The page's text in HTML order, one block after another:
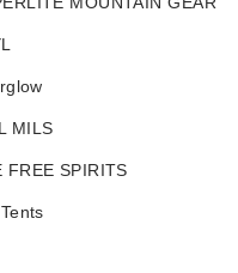
MILS
FREE SPIRITS